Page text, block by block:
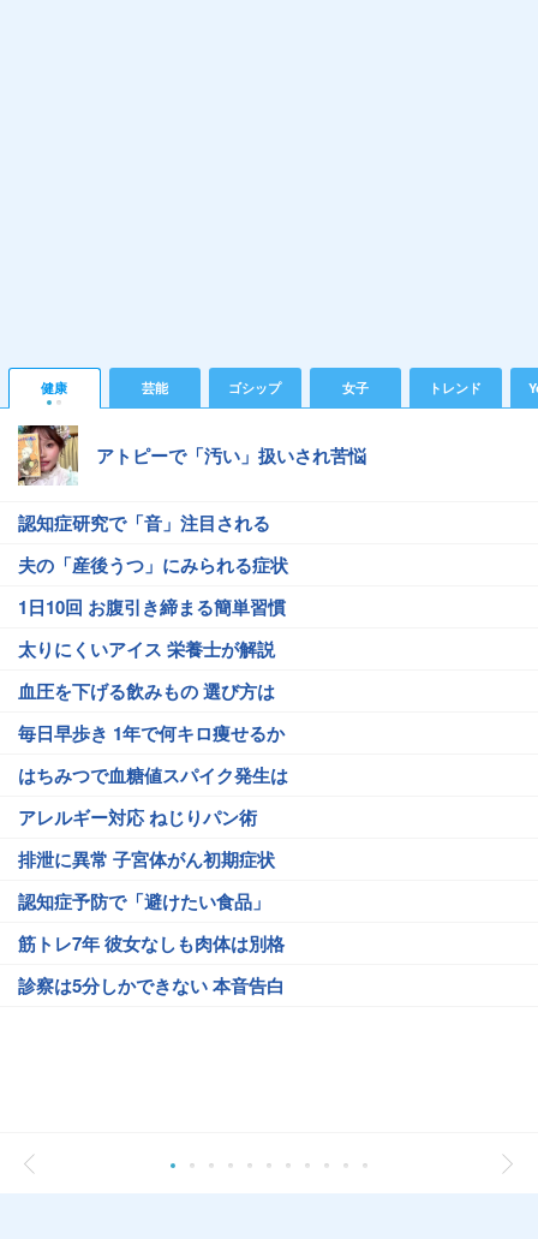
健康 芸能 ゴシップ 女子 トレンド
アトピーで「汚い」扱いされ苦悩
認知症研究で「音」注目される
夫の「産後うつ」にみられる症状
1日10回 お腹引き締まる簡単習慣
太りにくいアイス 栄養士が解説
血圧を下げる飲みもの 選び方は
毎日早歩き 1年で何キロ痩せるか
はちみつで血糖値スパイク発生は
アレルギー対応 ねじりパン術
排泄に異常 子宮体がん初期症状
認知症予防で「避けたい食品」
筋トレ7年 彼女なしも肉体は別格
診察は5分しかできない 本音告白